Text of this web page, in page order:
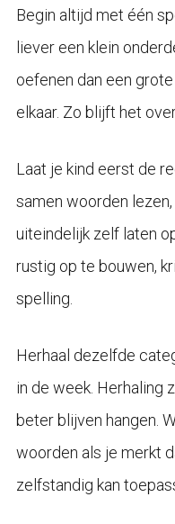
Begin altijd met één
liever een klein
oefenen dan een
elkaar. Zo blijft het
Laat je kind eerst de
samen woorden
uiteindelijk zelf laten
rustig op te bouwen,
spelling.
Herhaal dezelfde
in de week. Herhaling
beter blijven hangen.
woorden als je merkt
zelfstandig kan